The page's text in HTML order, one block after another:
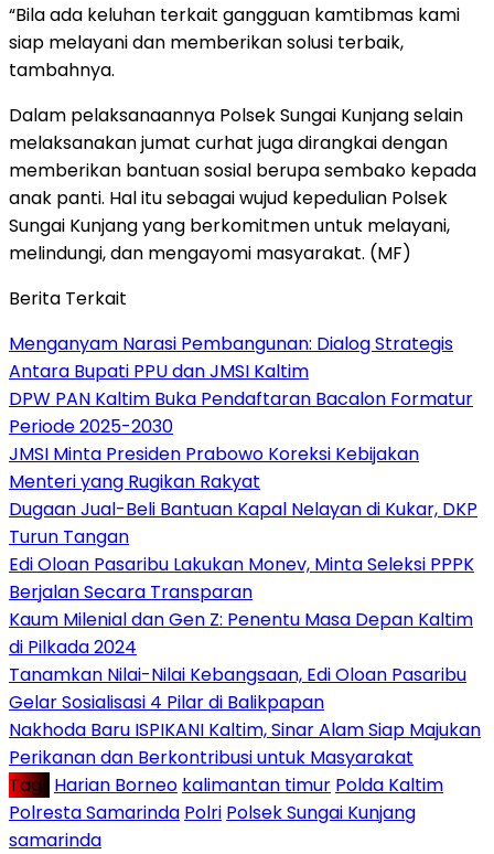
“Bila ada keluhan terkait gangguan kamtibmas kami
siap melayani dan memberikan solusi terbaik,
tambahnya.
Dalam pelaksanaannya Polsek Sungai Kunjang selain
melaksanakan jumat curhat juga dirangkai dengan
memberikan bantuan sosial berupa sembako kepada
anak panti. Hal itu sebagai wujud kepedulian Polsek
Sungai Kunjang yang berkomitmen untuk melayani,
melindungi, dan mengayomi masyarakat. (MF)
Berita Terkait
Menganyam Narasi Pembangunan: Dialog Strategis
Antara Bupati PPU dan JMSI Kaltim
DPW PAN Kaltim Buka Pendaftaran Bacalon Formatur
Periode 2025-2030
JMSI Minta Presiden Prabowo Koreksi Kebijakan
Menteri yang Rugikan Rakyat
Dugaan Jual-Beli Bantuan Kapal Nelayan di Kukar, DKP
Turun Tangan
Edi Oloan Pasaribu Lakukan Monev, Minta Seleksi PPPK
Berjalan Secara Transparan
Kaum Milenial dan Gen Z: Penentu Masa Depan Kaltim
di Pilkada 2024
Tanamkan Nilai-Nilai Kebangsaan, Edi Oloan Pasaribu
Gelar Sosialisasi 4 Pilar di Balikpapan
Nakhoda Baru ISPIKANI Kaltim, Sinar Alam Siap Majukan
Perikanan dan Berkontribusi untuk Masyarakat
Tag : Harian Borneo kalimantan timur Polda Kaltim
Polresta Samarinda Polri Polsek Sungai Kunjang
samarinda